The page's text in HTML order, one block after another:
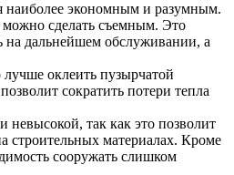
наиболее экономным и разумным.
сделать съемным. Это
на дальнейшем обслуживании, а
оклеить пузырчатой
сократить потери тепла
невысокой, так как это позволит
строительных материалах. Кроме
сооружать слишком